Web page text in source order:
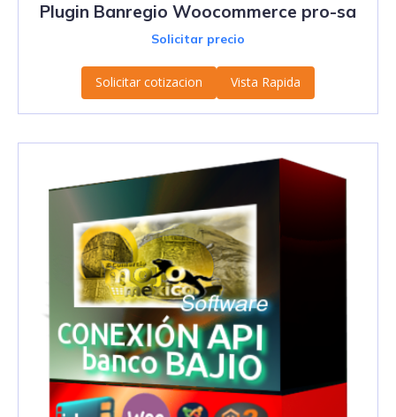
Plugin Banregio Woocommerce pro-sa
Solicitar precio
Solicitar cotizacion Vista Rapida